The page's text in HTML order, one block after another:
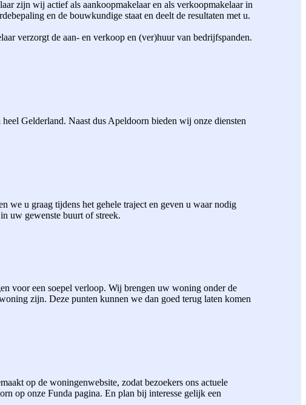
zijn wij actief als aankoopmakelaar en als verkoopmakelaar in
en de bouwkundige staat en deelt de resultaten met u.
verzorgt de aan- en verkoop en (ver)huur van bedrijfspanden.
Gelderland. Naast dus Apeldoorn bieden wij onze diensten
we u graag tijdens het gehele traject en geven u waar nodig
uw gewenste buurt of streek.
voor een soepel verloop. Wij brengen uw woning onder de
zijn. Deze punten kunnen we dan goed terug laten komen
op de woningenwebsite, zodat bezoekers ons actuele
op onze Funda pagina. En plan bij interesse gelijk een